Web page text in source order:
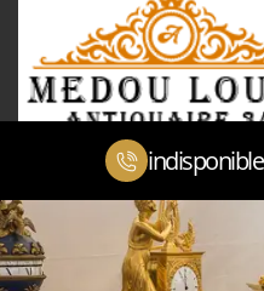
indisponible